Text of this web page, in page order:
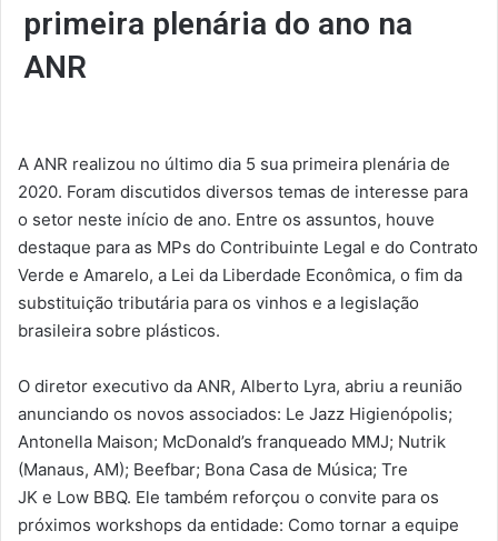
primeira plenária do ano na
ANR
A ANR realizou no último dia 5 sua primeira plenária de
2020. Foram discutidos diversos temas de interesse para
o setor neste início de ano. Entre os assuntos, houve
destaque para as MPs do Contribuinte Legal e do Contrato
Verde e Amarelo, a Lei da Liberdade Econômica, o fim da
substituição tributária para os vinhos e a legislação
brasileira sobre plásticos.
O diretor executivo da ANR, Alberto Lyra, abriu a reunião
anunciando os novos associados: Le Jazz Higienópolis;
Antonella Maison; McDonald’s franqueado MMJ; Nutrik
(Manaus, AM); Beefbar; Bona Casa de Música; Tre
JK e Low BBQ. Ele também reforçou o convite para os
próximos workshops da entidade: Como tornar a equipe